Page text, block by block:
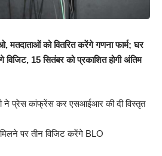
को वितरित करेंगे गणना फार्म; घर
विजिट, 15 सितंबर को प्रकाशित होगी अंतिम
ने प्रेस कांफ्रेंस कर एसआईआर की दी विस्तृत
पर तीन विजिट करेंगे BLO